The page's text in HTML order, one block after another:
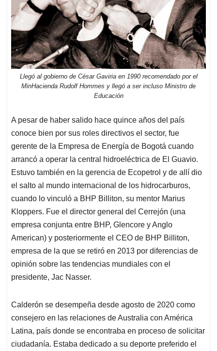
Llegó al gobierno de César Gaviria en 1990 recomendado por el
MinHacienda Rudolf Hommes y llegó a ser incluso Ministro de
Educación
A pesar de haber salido hace quince años del país
conoce bien por sus roles directivos el sector, fue
gerente de la Empresa de Energía de Bogotá cuando
arrancó a operar la central hidroeléctrica de El Guavio.
Estuvo también en la gerencia de Ecopetrol y de allí dio
el salto al mundo internacional de los hidrocarburos,
cuando lo vinculó a BHP Billiton, su mentor Marius
Kloppers. Fue el director general del Cerrejón (una
empresa conjunta entre BHP, Glencore y Anglo
American) y posteriormente el CEO de BHP Billiton,
empresa de la que se retiró en 2013 por diferencias de
opinión sobre las tendencias mundiales con el
presidente, Jac Nasser.
Calderón se desempeña desde agosto de 2020 como
consejero en las relaciones de Australia con América
Latina, país donde se encontraba en proceso de solicitar
ciudadanía. Estaba dedicado a su deporte preferido el